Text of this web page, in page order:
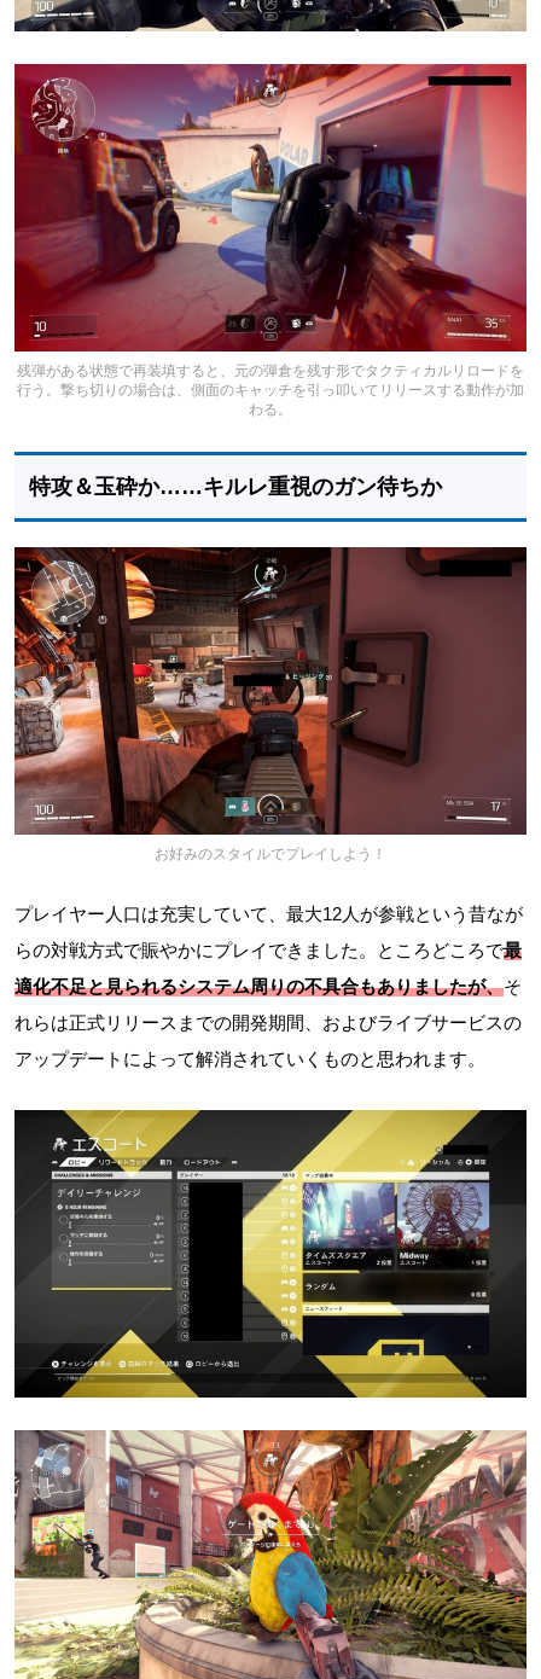
残弾がある状態で再装填すると、元の弾倉を残す形でタクティカルリロードを
行う。撃ち切りの場合は、側面のキャッチを引っ叩いてリリースする動作が加
わる。
特攻＆玉砕か……キルレ重視のガン待ちか
お好みのスタイルでプレイしよう！
プレイヤー人口は充実していて、最大12人が参戦という昔なが
らの対戦方式で賑やかにプレイできました。ところどころで最
適化不足と見られるシステム周りの不具合もありましたが、そ
れらは正式リリースまでの開発期間、およびライブサービスの
アップデートによって解消されていくものと思われます。